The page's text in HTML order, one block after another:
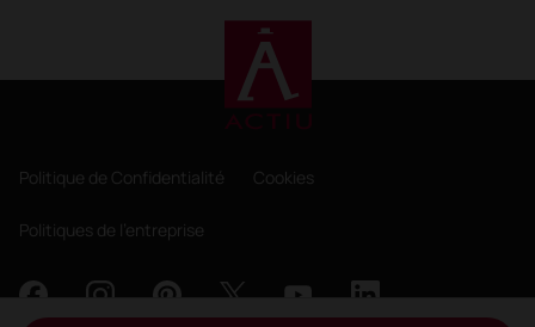
Politique de Confidentialité Cookies
Politiques de l'entreprise